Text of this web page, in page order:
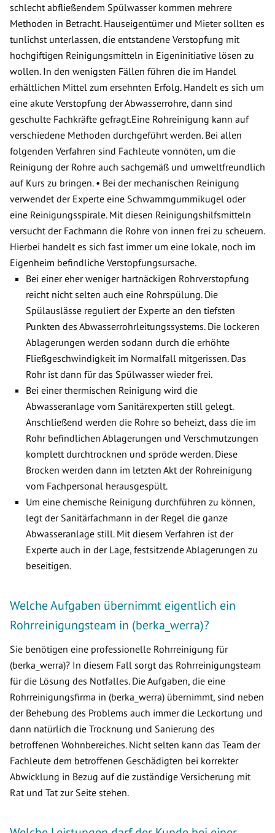
schlecht abfließendem Spülwasser kommen mehrere
Methoden in Betracht. Hauseigentümer und Mieter sollten es
tunlichst unterlassen, die entstandene Verstopfung mit
hochgiftigen Reinigungsmitteln in Eigeninitiative lösen zu
wollen. In den wenigsten Fällen führen die im Handel
erhältlichen Mittel zum ersehnten Erfolg. Handelt es sich um
eine akute Verstopfung der Abwasserrohre, dann sind
geschulte Fachkräfte gefragt.Eine Rohreinigung kann auf
verschiedene Methoden durchgeführt werden. Bei allen
folgenden Verfahren sind Fachleute vonnöten, um die
Reinigung der Rohre auch sachgemäß und umweltfreundlich
auf Kurs zu bringen. • Bei der mechanischen Reinigung
verwendet der Experte eine Schwammgummikugel oder
eine Reinigungsspirale. Mit diesen Reinigungshilfsmitteln
versucht der Fachmann die Rohre von innen frei zu scheuern.
Hierbei handelt es sich fast immer um eine lokale, noch im
Eigenheim befindliche Verstopfungsursache.
Bei einer eher weniger hartnäckigen Rohrverstopfung
reicht nicht selten auch eine Rohrspülung. Die
Spülauslässe reguliert der Experte an den tiefsten
Punkten des Abwasserrohrleitungssystems. Die lockeren
Ablagerungen werden sodann durch die erhöhte
Fließgeschwindigkeit im Normalfall mitgerissen. Das
Rohr ist dann für das Spülwasser wieder frei.
Bei einer thermischen Reinigung wird die
Abwasseranlage vom Sanitärexperten still gelegt.
Anschließend werden die Rohre so beheizt, dass die im
Rohr befindlichen Ablagerungen und Verschmutzungen
komplett durchtrocknen und spröde werden. Diese
Brocken werden dann im letzten Akt der Rohreinigung
vom Fachpersonal herausgespült.
Um eine chemische Reinigung durchführen zu können,
legt der Sanitärfachmann in der Regel die ganze
Abwasseranlage still. Mit diesem Verfahren ist der
Experte auch in der Lage, festsitzende Ablagerungen zu
beseitigen.
Welche Aufgaben übernimmt eigentlich ein
Rohrreinigungsteam in (berka_werra)?
Sie benötigen eine professionelle Rohrreinigung für
(berka_werra)? In diesem Fall sorgt das Rohrreinigungsteam
für die Lösung des Notfalles. Die Aufgaben, die eine
Rohrreinigungsfirma in (berka_werra) übernimmt, sind neben
der Behebung des Problems auch immer die Leckortung und
dann natürlich die Trocknung und Sanierung des
betroffenen Wohnbereiches. Nicht selten kann das Team der
Fachleute dem betroffenen Geschädigten bei korrekter
Abwicklung in Bezug auf die zuständige Versicherung mit
Rat und Tat zur Seite stehen.